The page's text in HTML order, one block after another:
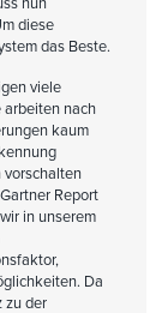
diese
das Beste.
viele
arbeiten nach
kaum
vorschalten
Report
in unserem
Da
zu der